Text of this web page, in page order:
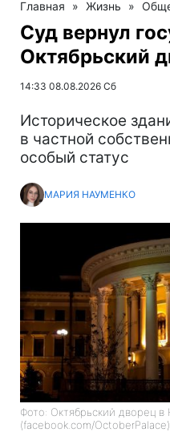
Главная » Жизнь »
Суд вернул
Октябрьский
14:33 08.08.2026 Сб
Историческое
в частной
особый статус
МАРИЯ НАУМЕНКО
Фото: Октябрьский дворец в
(facebook.com/OctoberPalace)